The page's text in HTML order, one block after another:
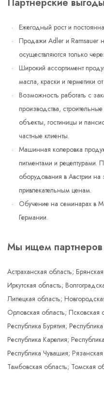
Ежегодный рост и
Продажи Adler и Ramsauer
осуществляются только
Широкий ассортимент
масла, краски и герметики
Возможность работать с
производства,
объекты, гостиницы и
частные клиенты.
Машинная колеровка
пигментами и рецептурами.
оборудования в Австрии
привлекательным ценам.
Обучение на семинарах в
Германии.
Мы ищем партнеров
Астраханская область;
Иркутская область;
Липецкая область;
Орловская область; Псковская
Республика Бурятия;
Республика Карелия;
Республика Чувашия;
Тамбовская область; Томская